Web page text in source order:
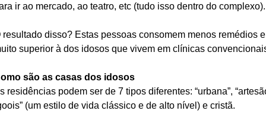
ir ao mercado, ao teatro, etc (tudo isso dentro do complexo).
resultado disso? Estas pessoas consomem menos remédios
superior à dos idosos que vivem em clínicas
são as casas dos idosos
residências podem ser de 7 tipos diferentes: “urbana”,
(um estilo de vida clássico e de alto nível) e cristã.